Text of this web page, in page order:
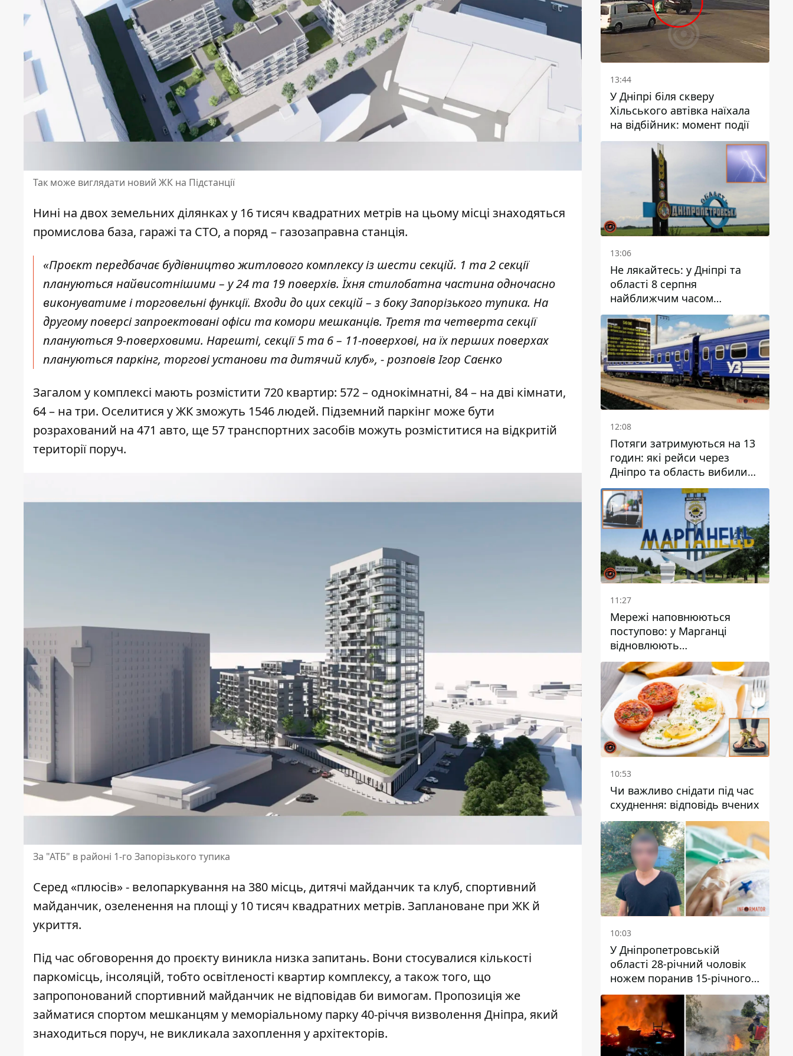
Так може виглядати новий ЖК на Підстанції
Нині на двох земельних ділянках у 16 тисяч квадратних метрів на цьому місці знаходяться
промислова база, гаражі та СТО, а поряд – газозаправна станція.
«Проєкт передбачає будівництво житлового комплексу із шести секцій. 1 та 2 секції
плануються найвисотнішими – у 24 та 19 поверхів. Їхня стилобатна частина одночасно
виконуватиме і торговельні функції. Входи до цих секцій – з боку Запорізького тупика. На
другому поверсі запроектовані офіси та комори мешканців. Третя та четверта секції
плануються 9-поверховими. Нарешті, секції 5 та 6 – 11-поверхові, на їх перших поверхах
плануються паркінг, торгові установи та дитячий клуб», - розповів Ігор Саєнко
Загалом у комплексі мають розмістити 720 квартир: 572 – однокімнатні, 84 – на дві кімнати,
64 – на три. Оселитися у ЖК зможуть 1546 людей. Підземний паркінг може бути
розрахований на 471 авто, ще 57 транспортних засобів можуть розміститися на відкритій
території поруч.
За "АТБ" в районі 1-го Запорізького тупика
Серед «плюсів» - велопаркування на 380 місць, дитячі майданчик та клуб, спортивний
майданчик, озеленення на площі у 10 тисяч квадратних метрів. Заплановане при ЖК й
укриття.
Під час обговорення до проєкту виникла низка запитань. Вони стосувалися кількості
паркомісць, інсоляцій, тобто освітленості квартир комплексу, а також того, що
запропонований спортивний майданчик не відповідав би вимогам. Пропозиція же
займатися спортом мешканцям у меморіальному парку 40-річчя визволення Дніпра, який
знаходиться поруч, не викликала захоплення у архітекторів.
13:44
У Дніпрі біля скверу
Хільського автівка наїхала
на відбійник: момент події
13:06
Не лякайтесь: у Дніпрі та
області 8 серпня
найближчим часом
очікується гроза
12:08
Потяги затримуються на 13
годин: які рейси через
Дніпро та область вибилися
з графіка
11:27
Мережі наповнюються
поступово: у Марганці
відновлюють
водопостачання
10:53
Чи важливо снідати під час
схуднення: відповідь вчених
10:03
У Дніпропетровській
області 28-річний чоловік
ножем поранив 15-річного
хлопця